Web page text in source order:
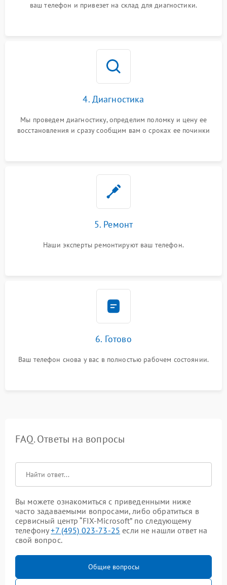
ваш телефон и привезет на склад для диагностики.
4. Диагностика
Мы проведем диагностику, определим поломку и цену ее
восстановления и сразу сообщим вам о сроках ее починки
5. Ремонт
Наши эксперты ремонтируют ваш телефон.
6. Готово
Ваш телефон снова у вас в полностью рабочем состоянии.
FAQ. Ответы на вопросы
Вы можете ознакомиться с приведенными ниже
часто задаваемыми вопросами, либо обратиться в
сервисный центр “FIX-Microsoft” по следующему
телефону+7 (495) 023-73-25 если не нашли ответ на
свой вопрос.
Общие вопросы